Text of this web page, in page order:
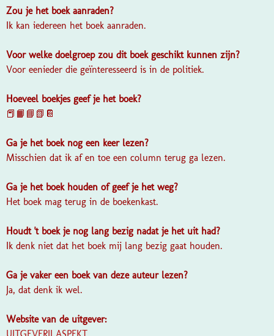
Zou je het boek aanraden?
Ik kan iedereen het boek aanraden.
Voor welke doelgroep zou dit boek geschikt kunnen zijn?
Voor eenieder die geïnteresseerd is in de politiek.
Hoeveel boekjes geef je het boek?
📕📙📘📗📔
Ga je het boek nog een keer lezen?
Misschien dat ik af en toe een column terug ga lezen.
Ga je het boek houden of geef je het weg?
Het boek mag terug in de boekenkast.
Houdt 't boek je nog lang bezig nadat je het uit had?
Ik denk niet dat het boek mij lang bezig gaat houden.
Ga je vaker een boek van deze auteur lezen?
Ja, dat denk ik wel.
Website van de uitgever: